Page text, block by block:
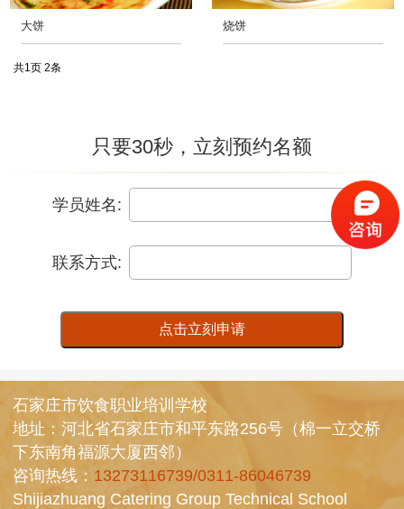
大饼 烧饼
共1页 2条
只要30秒，立刻预约名额
学员姓名:
联系方式:
点击立刻申请
石家庄市饮食职业培训学校
地址：河北省石家庄市和平东路256号（棉一立交桥
下东南角福源大厦西邻）
咨询热线： 13273116739/0311-86046739
Shijiazhuang Catering Group Technical School